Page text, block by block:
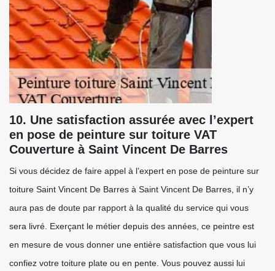
10. Une satisfaction assurée avec l’expert
en pose de peinture sur toiture VAT
Couverture à Saint Vincent De Barres
Si vous décidez de faire appel à l’expert en pose de peinture sur
toiture Saint Vincent De Barres à Saint Vincent De Barres, il n’y
aura pas de doute par rapport à la qualité du service qui vous
sera livré. Exerçant le métier depuis des années, ce peintre est
en mesure de vous donner une entière satisfaction que vous lui
confiez votre toiture plate ou en pente. Vous pouvez aussi lui